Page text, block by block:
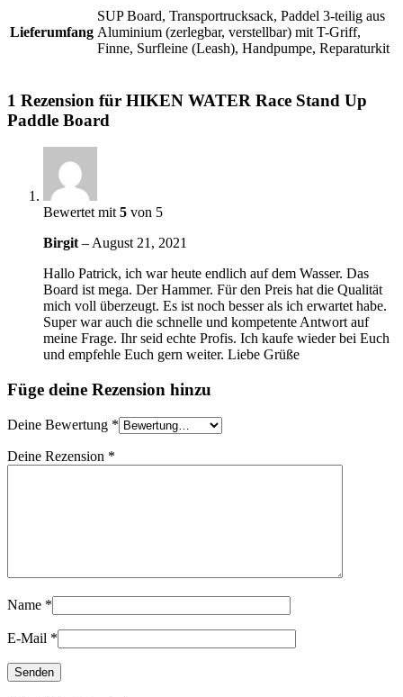
Lieferumfang
SUP Board, Transportrucksack, Paddel 3-teilig aus
Aluminium (zerlegbar, verstellbar) mit T-Griff,
Finne, Surfleine (Leash), Handpumpe, Reparaturkit
1 Rezension für HIKEN WATER Race Stand Up
Paddle Board
Bewertet mit 5 von 5
Birgit – August 21, 2021
Hallo Patrick, ich war heute endlich auf dem Wasser. Das
Board ist mega. Der Hammer. Für den Preis hat die Qualität
mich voll überzeugt. Es ist noch besser als ich erwartet habe.
Super war auch die schnelle und kompetente Antwort auf
meine Frage. Ihr seid echte Profis. Ich kaufe wieder bei Euch
und empfehle Euch gern weiter. Liebe Grüße
Füge deine Rezension hinzu
Deine Bewertung *
Deine Rezension *
Name *
E-Mail *